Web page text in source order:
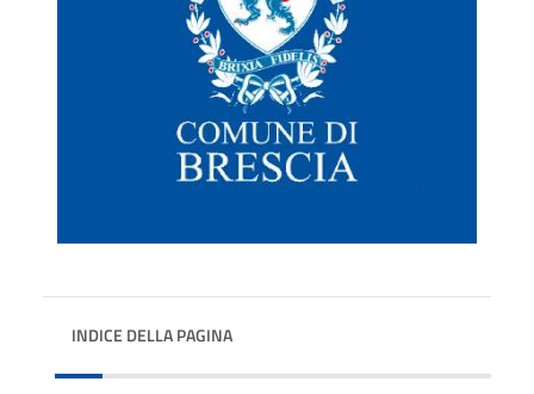
INDICE DELLA PAGINA